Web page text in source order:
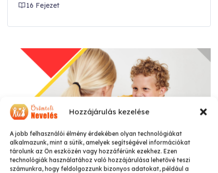
Hozzájárulás kezelése
A jobb felhasználói élmény érdekében olyan technológiákat
alkalmazunk, mint a sütik, amelyek segítségével információkat
tárolunk az Ön eszközén vagy hozzáférünk ezekhez. Ezen
technológiák használatához való hozzájárulása lehetővé teszi
számunkra, hogy feldolgozzunk bizonyos adatokat, például a
16 Fejezet